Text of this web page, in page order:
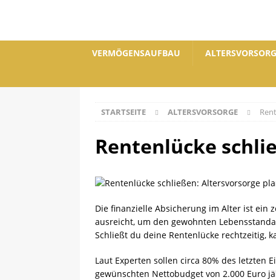
VERMÖGENSAUFBAU
STARTSEITE ALTERSVORSORGE
Rentenlücke
Die finanzielle Absicherung im Alter ist ein
ausreicht, um den gewohnten
Schließt du deine Rentenlücke rechtzeitig,
Laut Experten sollen circa 80% des letzten
gewünschten Nettobudget von 2.000 Euro